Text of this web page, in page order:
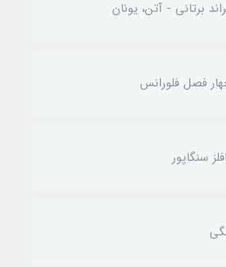
برتانی - آتن، یونان
فصل فلورانس
سنگاپور